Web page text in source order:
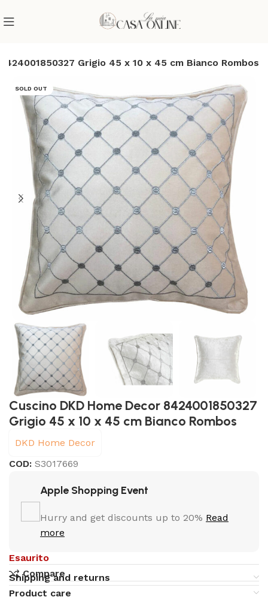
Grigio 45 x 10 x 45 cm Bianco Rombos
SOLD OUT
Cuscino DKD Home Decor 8424001850327
Grigio 45 x 10 x 45 cm Bianco Rombos
DKD Home Decor
COD:S3017669
Apple Shopping Event
Hurry and get discounts up to 20% Read
more
Esaurito
Compare
Shipping and returns
Product care